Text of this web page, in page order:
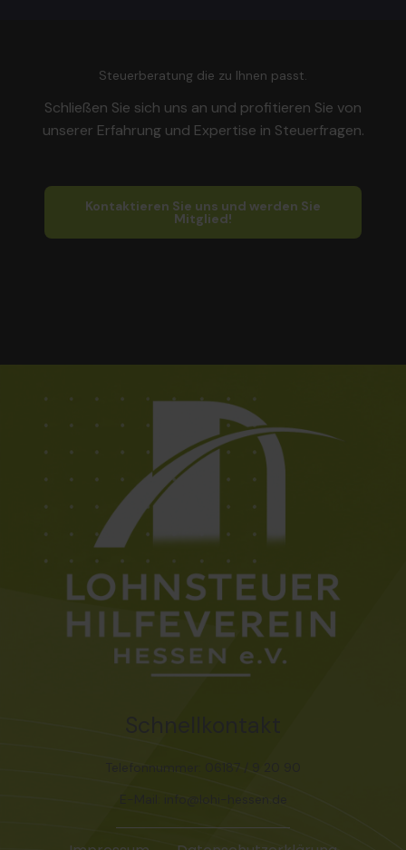
Steuerberatung die zu Ihnen passt.
Schließen Sie sich uns an und profitieren Sie von
unserer Erfahrung und Expertise in Steuerfragen.
Kontaktieren Sie uns und werden Sie
Mitglied!